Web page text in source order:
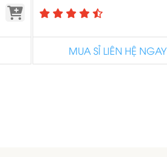
MUA SỈ LIÊN HỆ NGAY